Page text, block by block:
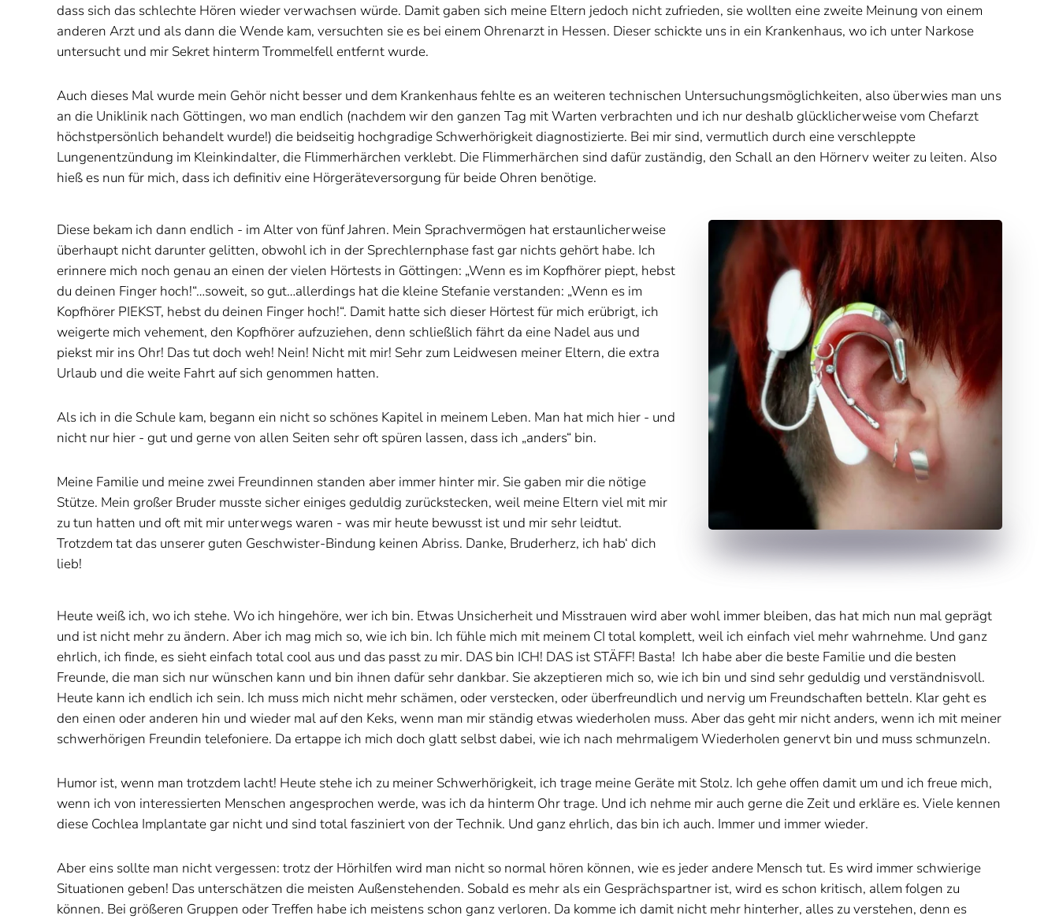
dass sich das schlechte Hören wieder verwachsen würde. Damit gaben sich meine Eltern jedoch nicht zufrieden, sie wollten eine zweite Meinung von einem
anderen Arzt und als dann die Wende kam, versuchten sie es bei einem Ohrenarzt in Hessen. Dieser schickte uns in ein Krankenhaus, wo ich unter Narkose
untersucht und mir Sekret hinterm Trommelfell entfernt wurde.
Auch dieses Mal wurde mein Gehör nicht besser und dem Krankenhaus fehlte es an weiteren technischen Untersuchungsmöglichkeiten, also überwies man uns
an die Uniklinik nach Göttingen, wo man endlich (nachdem wir den ganzen Tag mit Warten verbrachten und ich nur deshalb glücklicherweise vom Chefarzt
höchstpersönlich behandelt wurde!) die beidseitig hochgradige Schwerhörigkeit diagnostizierte. Bei mir sind, vermutlich durch eine verschleppte
Lungenentzündung im Kleinkindalter, die Flimmerhärchen verklebt. Die Flimmerhärchen sind dafür zuständig, den Schall an den Hörnerv weiter zu leiten. Also
hieß es nun für mich, dass ich definitiv eine Hörgeräteversorgung für beide Ohren benötige.
Diese bekam ich dann endlich - im Alter von fünf Jahren. Mein Sprachvermögen hat erstaunlicherweise
überhaupt nicht darunter gelitten, obwohl ich in der Sprechlernphase fast gar nichts gehört habe. Ich
erinnere mich noch genau an einen der vielen Hörtests in Göttingen: „Wenn es im Kopfhörer piept, hebst
du deinen Finger hoch!“…soweit, so gut…allerdings hat die kleine Stefanie verstanden: „Wenn es im
Kopfhörer PIEKST, hebst du deinen Finger hoch!“. Damit hatte sich dieser Hörtest für mich erübrigt, ich
weigerte mich vehement, den Kopfhörer aufzuziehen, denn schließlich fährt da eine Nadel aus und
piekst mir ins Ohr! Das tut doch weh! Nein! Nicht mit mir! Sehr zum Leidwesen meiner Eltern, die extra
Urlaub und die weite Fahrt auf sich genommen hatten.
Als ich in die Schule kam, begann ein nicht so schönes Kapitel in meinem Leben. Man hat mich hier - und
nicht nur hier - gut und gerne von allen Seiten sehr oft spüren lassen, dass ich „anders“ bin.
Meine Familie und meine zwei Freundinnen standen aber immer hinter mir. Sie gaben mir die nötige
Stütze. Mein großer Bruder musste sicher einiges geduldig zurückstecken, weil meine Eltern viel mit mir
zu tun hatten und oft mit mir unterwegs waren - was mir heute bewusst ist und mir sehr leidtut.
Trotzdem tat das unserer guten Geschwister-Bindung keinen Abriss. Danke, Bruderherz, ich hab‘ dich
lieb!
Heute weiß ich, wo ich stehe. Wo ich hingehöre, wer ich bin. Etwas Unsicherheit und Misstrauen wird aber wohl immer bleiben, das hat mich nun mal geprägt
und ist nicht mehr zu ändern. Aber ich mag mich so, wie ich bin. Ich fühle mich mit meinem CI total komplett, weil ich einfach viel mehr wahrnehme. Und ganz
ehrlich, ich finde, es sieht einfach total cool aus und das passt zu mir. DAS bin ICH! DAS ist STÄFF! Basta! Ich habe aber die beste Familie und die besten
Freunde, die man sich nur wünschen kann und bin ihnen dafür sehr dankbar. Sie akzeptieren mich so, wie ich bin und sind sehr geduldig und verständnisvoll.
Heute kann ich endlich ich sein. Ich muss mich nicht mehr schämen, oder verstecken, oder überfreundlich und nervig um Freundschaften betteln. Klar geht es
den einen oder anderen hin und wieder mal auf den Keks, wenn man mir ständig etwas wiederholen muss. Aber das geht mir nicht anders, wenn ich mit meiner
schwerhörigen Freundin telefoniere. Da ertappe ich mich doch glatt selbst dabei, wie ich nach mehrmaligem Wiederholen genervt bin und muss schmunzeln.
Humor ist, wenn man trotzdem lacht! Heute stehe ich zu meiner Schwerhörigkeit, ich trage meine Geräte mit Stolz. Ich gehe offen damit um und ich freue mich,
wenn ich von interessierten Menschen angesprochen werde, was ich da hinterm Ohr trage. Und ich nehme mir auch gerne die Zeit und erkläre es. Viele kennen
diese Cochlea Implantate gar nicht und sind total fasziniert von der Technik. Und ganz ehrlich, das bin ich auch. Immer und immer wieder.
Aber eins sollte man nicht vergessen: trotz der Hörhilfen wird man nicht so normal hören können, wie es jeder andere Mensch tut. Es wird immer schwierige
Situationen geben! Das unterschätzen die meisten Außenstehenden. Sobald es mehr als ein Gesprächspartner ist, wird es schon kritisch, allem folgen zu
können. Bei größeren Gruppen oder Treffen habe ich meistens schon ganz verloren. Da komme ich damit nicht mehr hinterher, alles zu verstehen, denn es